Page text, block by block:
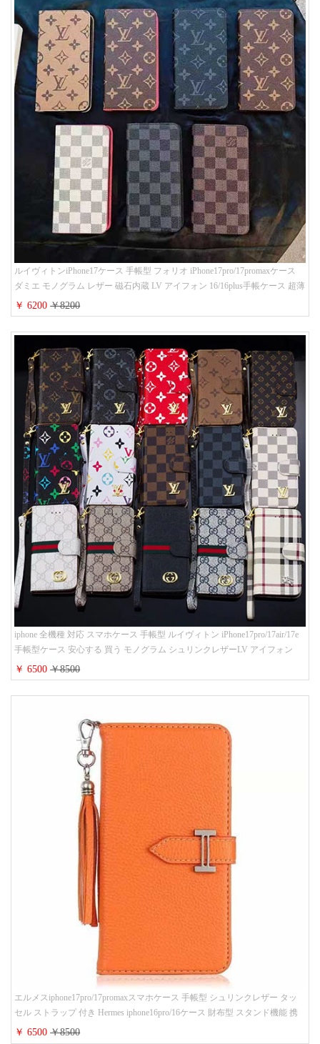
ルイヴィトンiPhone17ケース 手帳型 フォリオ iPhone17pro/17promaxケース
ダミエ モノグラム レザー 磁石内蔵 LV アイフォン 16/16plus手帳ケース 超薄
ビジネス風 メンズ レディース おしゃれ ブランドiphone15/14/13手帳型スマ
ホケース お 揃い
￥ 6200￥8200
iphone 全機種 対応 スマホケース 手帳型 ルイヴィトン iPhone17pro/17air/17e
手帳型ケース 安心する 買う モノグラム シュリンクレザーLV アイフォン
16/16promaxスマホケース 手帳 多機能 グッチiphone15pro/14/13携帯ケース 大
人 レディース メンズ ストラップ付き
￥ 6500￥8500
エルメスiphone17pro/17promaxスマホケース 手帳型 シュリンクレザー タッ
セル ストラップ 付き Hermes iphone16pro/16ケース 財布型 スタンド機能 携
帯カバー ハイ ブランド アイフォーン15/14/13ケース 手帳 レディース 人気
￥ 6500￥8500